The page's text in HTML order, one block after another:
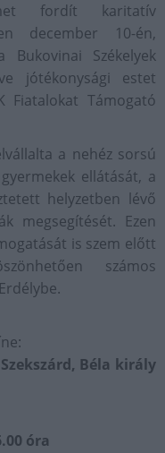
fordít karitatív
december 10-én,
Székelyek
jótékonysági estet
Fiatalokat Támogató
a nehéz sorsú
ellátását, a
helyzetben lévő
megsegítését. Ezen
is szem előtt
számos
Béla király
óra